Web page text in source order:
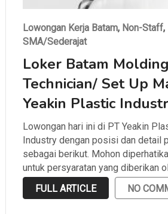
Lowongan Kerja Batam, Non-Staff,
SMA/Sederajat
Loker Batam
Technician/ Set Up
Yeakin Plastic
Lowongan hari ini di PT Yeakin
Industry dengan posisi dan detail
sebagai berikut. Mohon
untuk persyaratan yang diberikan
sebelum melamar.
FULL ARTICLE NO